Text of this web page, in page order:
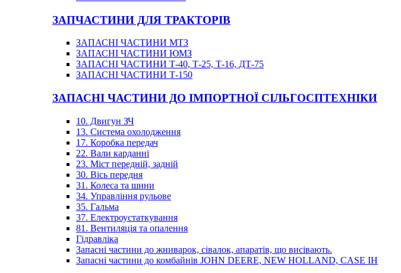
ЗАПЧАСТИНИ ДЛЯ ТРАКТОРІВ
ЗАПАСНІ ЧАСТИНИ МТЗ
ЗАПАСНІ ЧАСТИНИ ЮМЗ
ЗАПАСНІ ЧАСТИНИ Т-40, Т-25, Т-16, ДТ-75
ЗАПАСНІ ЧАСТИНИ Т-150
ЗАПАСНІ ЧАСТИНИ ДО ІМПОРТНОЇ СІЛЬГОСПТЕХНІКИ
10. Двигун ЗЧ
13. Система охолодження
17. Коробка передач
22. Вали карданні
23. Міст передній, задній
30. Вісь передня
31. Колеса та шини
34. Управління рульове
35. Гальма
37. Електроустаткування
81. Вентиляція та опалення
Гідравліка
Запасні частини до жниварок, сівалок, апаратів, що висівають.
Запасні частини до комбайнів JOHN DEERE, NEW HOLLAND, CASE IH